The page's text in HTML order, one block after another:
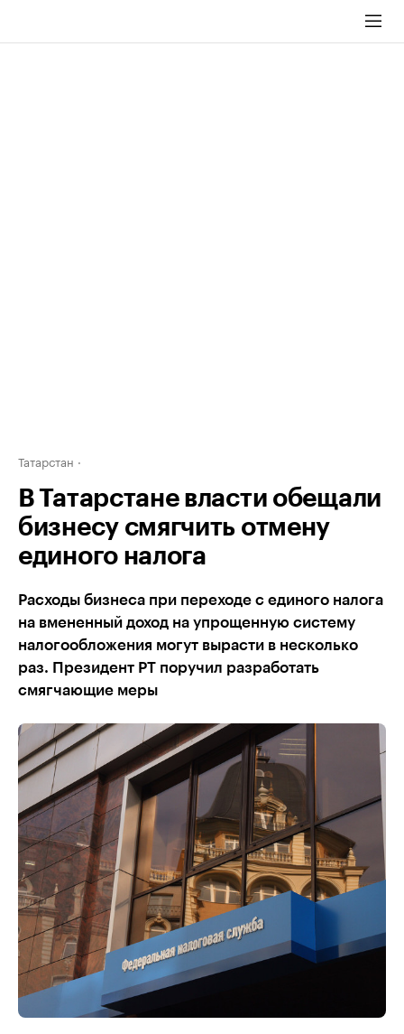
Татарстан
В Татарстане власти обещали
бизнесу смягчить отмену
единого налога
Расходы бизнеса при переходе с единого налога
на вмененный доход на упрощенную систему
налогообложения могут вырасти в несколько
раз. Президент РТ поручил разработать
смягчающие меры